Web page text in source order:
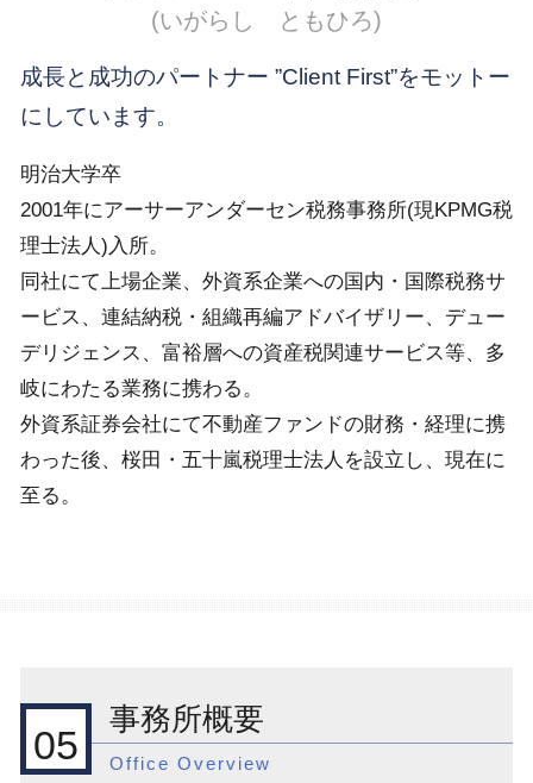
(いがらし ともひろ)
成長と成功のパートナー ”Client First”をモットー
にしています。
明治大学卒
2001年にアーサーアンダーセン税務事務所(現KPMG税
理士法人)入所。
同社にて上場企業、外資系企業への国内・国際税務サ
ービス、連結納税・組織再編アドバイザリー、デュー
デリジェンス、富裕層への資産税関連サービス等、多
岐にわたる業務に携わる。
外資系証券会社にて不動産ファンドの財務・経理に携
わった後、桜田・五十嵐税理士法人を設立し、現在に
至る。
05
事務所概要
Office Overview